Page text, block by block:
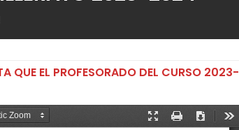
QUE EL PROFESORADO DEL CURSO 2023-